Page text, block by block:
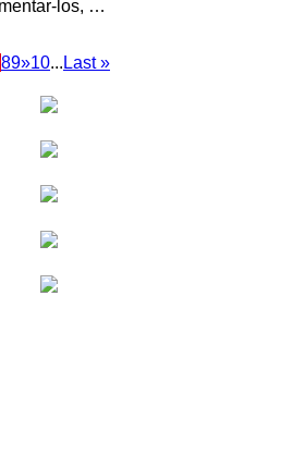
los, …
89»10... Last »